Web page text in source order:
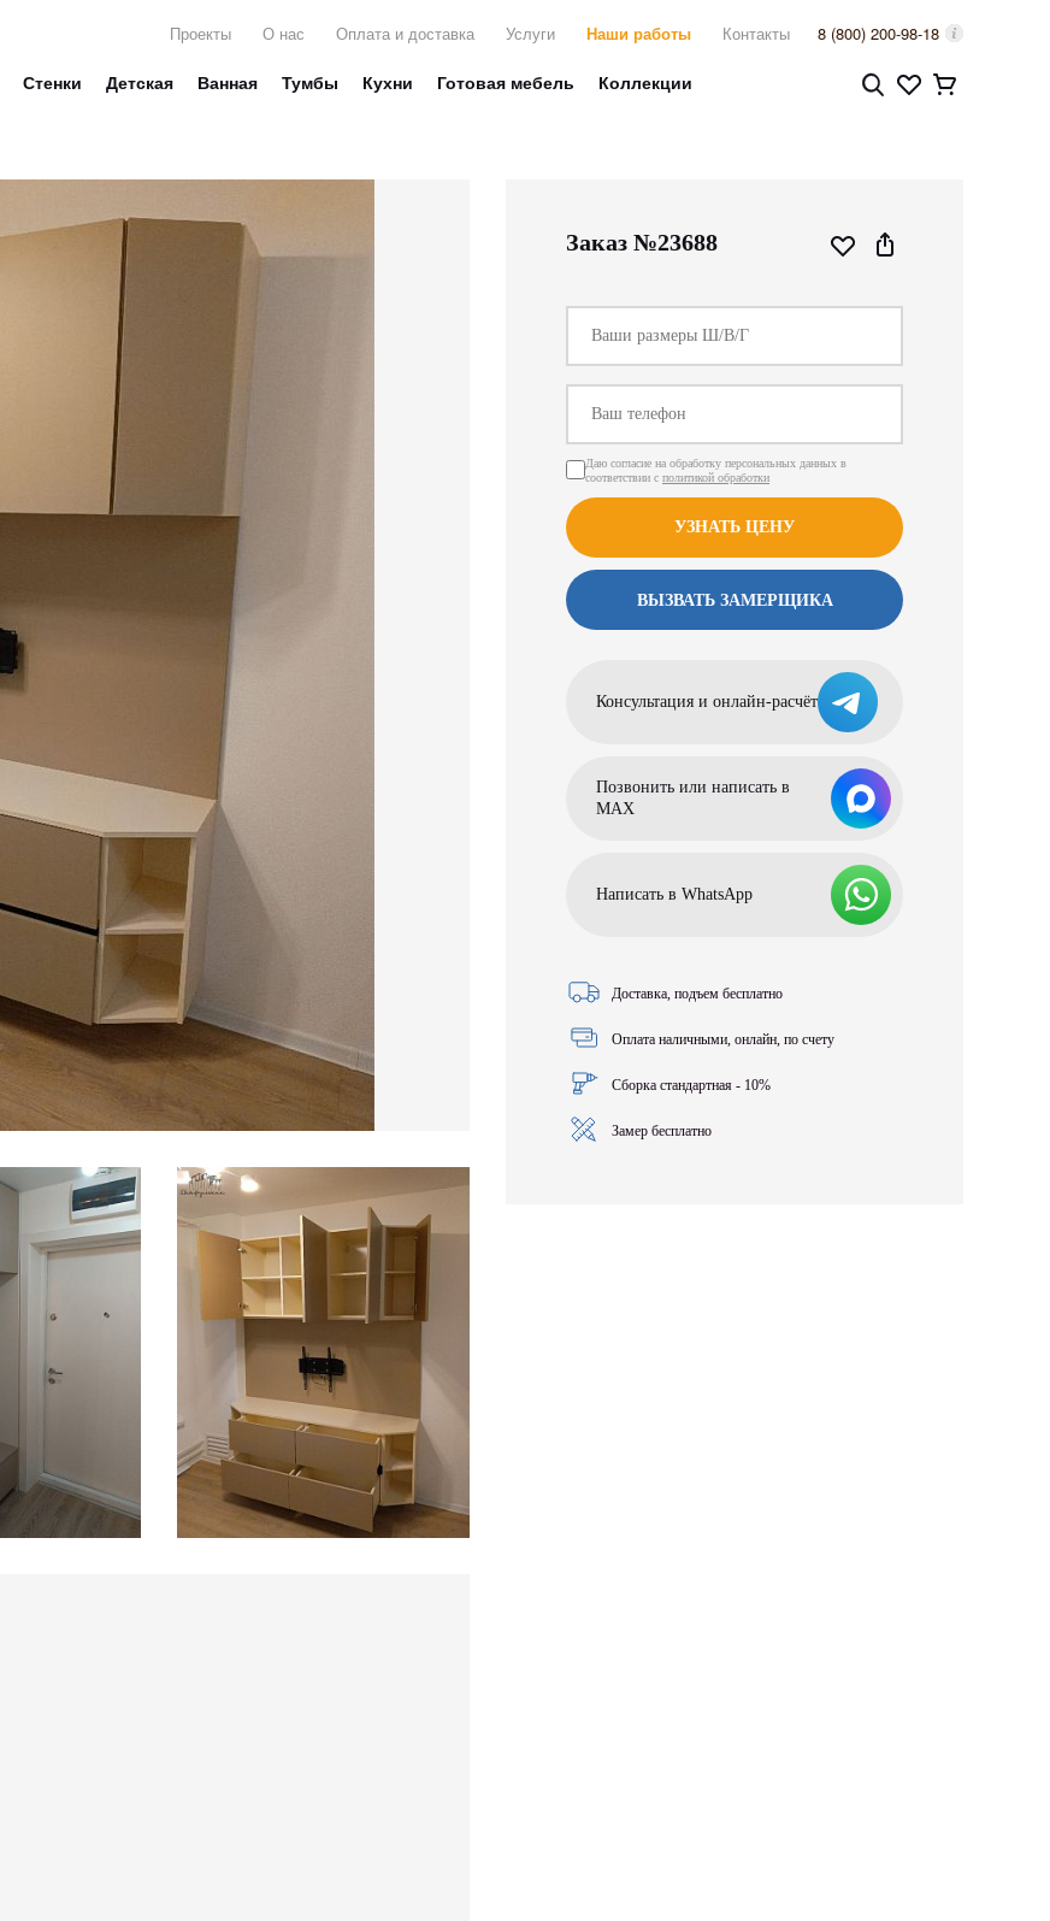
Проекты О нас Оплата и доставка Услуги Наши работы Контакты 8 (800) 200-98-18
Стенки Детская Ванная Тумбы Кухни Готовая мебель Коллекции
Заказ №23688
Даю согласие на обработку персональных данных в
соответствии с политикой обработки
УЗНАТЬ ЦЕНУ
ВЫЗВАТЬ ЗАМЕРЩИКА
Консультация и онлайн-расчёт
Позвонить или написать в
МАХ
Написать в WhatsApp
Доставка, подъем бесплатно
Оплата наличными, онлайн, по счету
Сборка стандартная - 10%
Замер бесплатно